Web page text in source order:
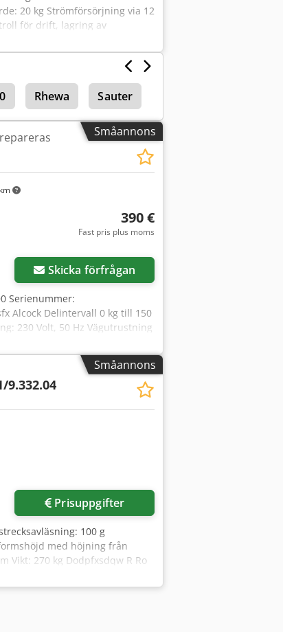
20 kg Strömförsörjning via 12
för drift, lagring av
Dedpfeg D H Rijx
Rhewa Sauter
Småannons
390 €
Fast pris plus moms
Skicka förfrågan
Serienummer:
Alcock Delintervall 0 kg till 150
230 Volt, 50 Hz Vägutrustning
mm Inbyggnadshöjd: 120 mm -
Vågen är reparationsbehovande,
Småannons
9.332.04
Prisuppgifter
100 g
med höjning från
Vikt: 270 kg Dodpfxsdqw R Ro